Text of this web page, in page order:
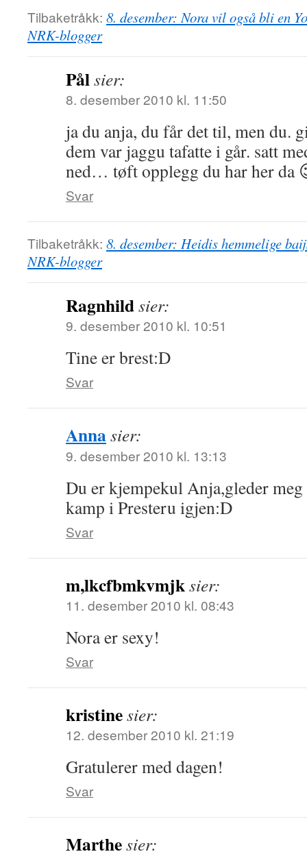
Tilbaketråkk: 8. desember: Nora vil også bli en
NRK-blogger
Pålsier:
8. desember 2010 kl. 11:50
ja du anja, du får det til, men du.
dem var jaggu tafatte i går. satt
ned… tøft opplegg du har her da
Svar
Tilbaketråkk: 8. desember: Heidis hemmelige
NRK-blogger
Ragnhildsier:
9. desember 2010 kl. 10:51
Tine er brest:D
Svar
Annasier:
9. desember 2010 kl. 13:13
Du er kjempekul Anja,gleder
kamp i Presteru igjen:D
Svar
m,lkcfbmkvmjksier:
11. desember 2010 kl. 08:43
Nora er sexy!
Svar
kristinesier:
12. desember 2010 kl. 21:19
Gratulerer med dagen!
Svar
Marthesier: